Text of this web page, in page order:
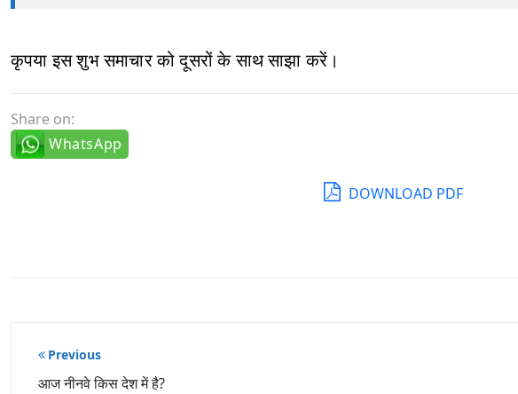
कृपया इस शुभ समाचार को दूसरों के साथ साझा करें।
Share on:
WhatsApp
DOWNLOAD PDF
पोस्ट
नेविगेशन
Previous
आज नीनवे किस देश में है?